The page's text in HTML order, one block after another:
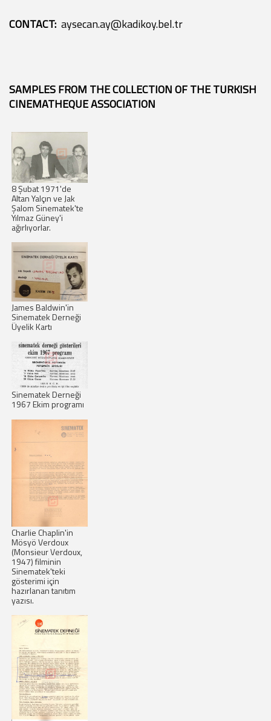
CONTACT: aysecan.ay@kadikoy.bel.tr
SAMPLES FROM THE COLLECTION OF THE TURKISH
CINEMATHEQUE ASSOCIATION
8 Şubat 1971'de
Altan Yalçın ve Jak
Şalom Sinematek'te
Yılmaz Güney'i
ağırlıyorlar.
James Baldwin'in
Sinematek Derneği
Üyelik Kartı
Sinematek Derneği
1967 Ekim programı
Charlie Chaplin'in
Mösyö Verdoux
(Monsieur Verdoux,
1947) filminin
Sinematek'teki
gösterimi için
hazırlanan tanıtım
yazısı.